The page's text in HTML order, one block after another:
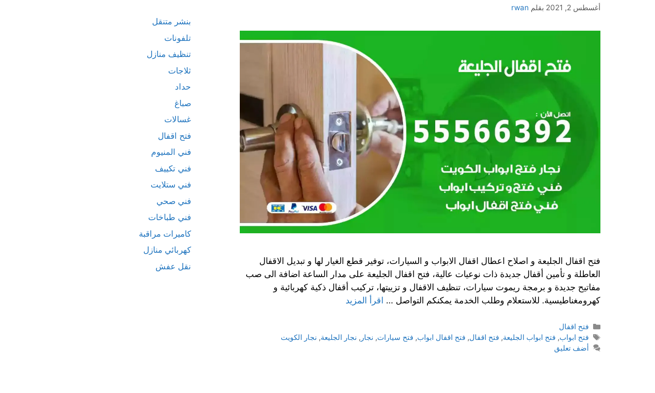
أغسطس 2, 2021 بقلم rwan
فتح اقفال الجليعة و اصلاح اعطال اقفال الابواب و السيارات، توفير قطع الغيار لها و تبديل الاقفال
العاطلة و تأمين أقفال جديدة ذات نوعيات عالية، فتح اقفال الجليعة على مدار الساعة اضافة الى صب
مفاتيح جديدة و برمجة ريموت سيارات، تنظيف الاقفال و تزييتها، تركيب أقفال ذكية كهربائية و
كهرومغناطيسية. للاستعلام وطلب الخدمة يمكنكم التواصل … اقرأ المزيد
فتح اقفال
فتح ابواب, فتح ابواب الجليعة, فتح اقفال, فتح اقفال ابواب, فتح سيارات, نجار , نجار الجليعة, نجار الكويت
أضف تعليق
بنشر متنقل
تلفونات
تنظيف منازل
ثلاجات
حداد
صباغ
غسالات
فتح اقفال
فني المنيوم
فني تكييف
فني ستلايت
فني صحي
فني طباخات
كاميرات مراقبة
كهربائي منازل
نقل عفش